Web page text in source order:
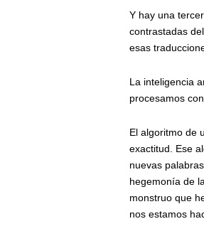
Y hay una
contrastadas
esas
La inteligencia
procesamos
El algoritmo de
exactitud. Ese
nuevas
hegemonía de
monstruo que
nos estamos